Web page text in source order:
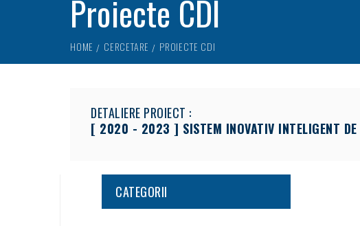
Proiecte CDI
HOME CERCETARE PROIECTE CDI
DETALIERE PROIECT :
[ 2020 - 2023 ] SISTEM INOVATIV INTELIGENT DE
CATEGORII